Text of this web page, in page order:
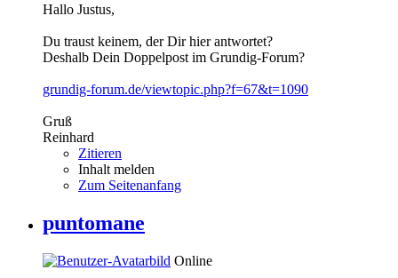
Hallo Justus,
Du traust keinem, der Dir hier antwortet?
Deshalb Dein Doppelpost im Grundig-Forum?
grundig-forum.de/viewtopic.php?f=67&t=1090
Gruß
Reinhard
Zitieren
Inhalt melden
Zum Seitenanfang
puntomane
Online